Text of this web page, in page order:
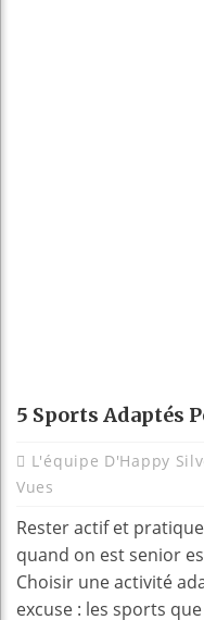
5 Sports Adaptés
L'équipe D'Happy
Vues
Rester actif et
quand on est senior
Choisir une activité
excuse : les sports